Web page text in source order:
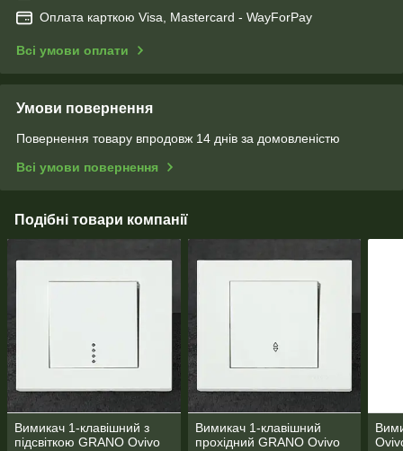
Оплата карткою Visa, Mastercard - WayForPay
Всі умови оплати
Умови повернення
Повернення товару впродовж 14 днів за домовленістю
Всі умови повернення
Подібні товари компанії
Вимикач 1-клавішний з
підсвіткою GRANO Ovivo
Вимикач 1-клавішний
прохідний GRANO Ovivo